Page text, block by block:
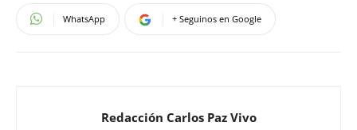
WhatsApp + Seguinos en Google
Redacción Carlos Paz Vivo